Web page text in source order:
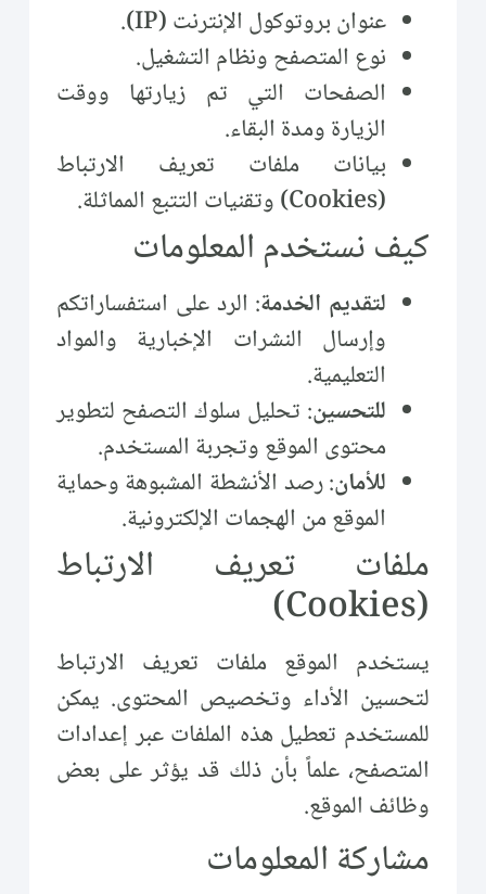
عنوان بروتوكول الإنترنت (IP).
نوع المتصفح ونظام التشغيل.
الصفحات التي تم زيارتها ووقت
الزيارة ومدة البقاء.
بيانات ملفات تعريف الارتباط
(Cookies) وتقنيات التتبع المماثلة.
كيف نستخدم المعلومات
لتقديم الخدمة: الرد على استفساراتكم
وإرسال النشرات الإخبارية والمواد
التعليمية.
للتحسين: تحليل سلوك التصفح لتطوير
محتوى الموقع وتجربة المستخدم.
للأمان: رصد الأنشطة المشبوهة وحماية
الموقع من الهجمات الإلكترونية.
ملفات تعريف الارتباط
(Cookies)
يستخدم الموقع ملفات تعريف الارتباط
لتحسين الأداء وتخصيص المحتوى. يمكن
للمستخدم تعطيل هذه الملفات عبر إعدادات
المتصفح، علماً بأن ذلك قد يؤثر على بعض
وظائف الموقع.
مشاركة المعلومات